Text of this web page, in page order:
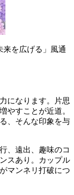
来を広げる」風通
になります。片思
やすことが近道。
、そんな印象を与
、遠出、趣味のコ
スあり。カップル
マンネリ打破につ